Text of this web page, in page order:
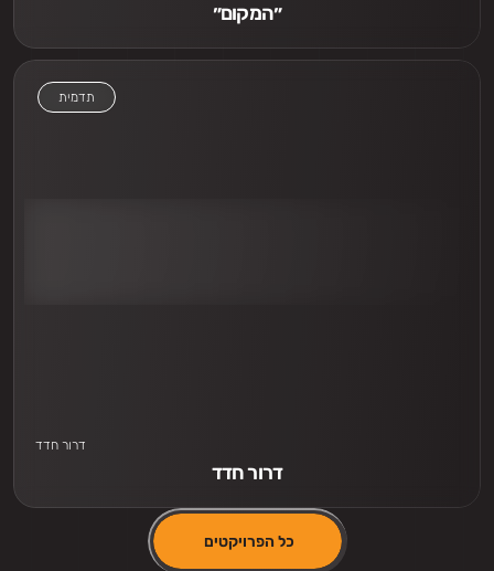
״המקום״
תדמית
דרור חדד
דרור חדד
כל הפרויקטים